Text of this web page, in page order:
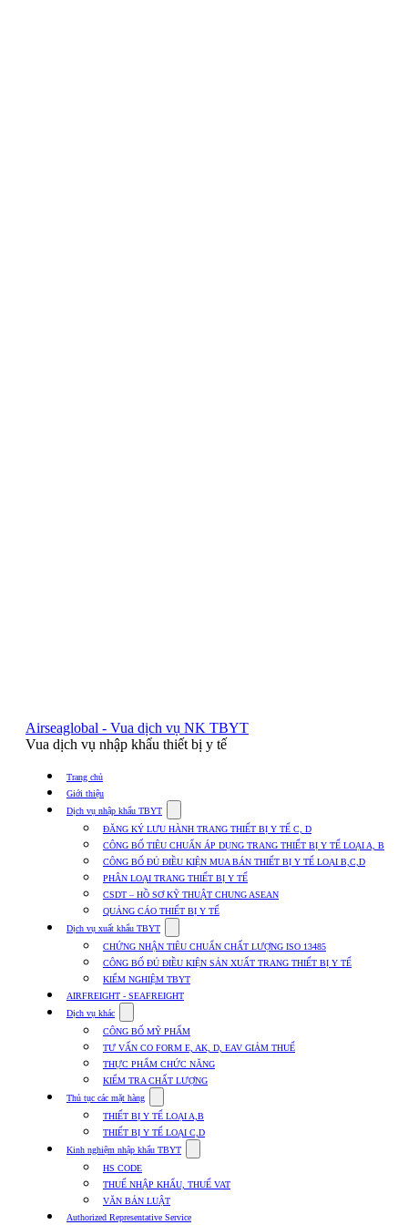
Airseaglobal - Vua dịch vụ NK TBYT
Vua dịch vụ nhập khẩu thiết bị y tế
Trang chủ
Giới thiệu
Dịch vụ nhập khẩu TBYT
submenu
for
Dịch
vụ
nhập
khẩu
TBYT
ĐĂNG KÝ LƯU HÀNH TRANG THIẾT BỊ Y TẾ C, D
CÔNG BỐ TIÊU CHUẨN ÁP DỤNG TRANG THIẾT BỊ Y TẾ LOẠI A, B
CÔNG BỐ ĐỦ ĐIỀU KIỆN MUA BÁN THIẾT BỊ Y TẾ LOẠI B,C,D
PHÂN LOẠI TRANG THIẾT BỊ Y TẾ
CSDT – HỒ SƠ KỸ THUẬT CHUNG ASEAN
QUẢNG CÁO THIẾT BỊ Y TẾ
Dịch vụ xuất khẩu TBYT
submenu
for
Dịch
vụ
xuất
TBYT
CHỨNG NHẬN TIÊU CHUẨN CHẤT LƯỢNG ISO 13485
CÔNG BỐ ĐỦ ĐIỀU KIỆN SẢN XUẤT TRANG THIẾT BỊ Y TẾ
KIỂM NGHIỆM TBYT
AIRFREIGHT - SEAFREIGHT
Dịch vụ khác
submenu
for
Dịch
vụ
khác
CÔNG BỐ MỸ PHẨM
TƯ VẤN CO FORM E, AK, D, EAV GIẢM THUẾ
THỰC PHẨM CHỨC NĂNG
KIỂM TRA CHẤT LƯỢNG
Thủ tục các mặt hàng
submenu
for
Thủ
tục
mặt
hàng
THIẾT BỊ Y TẾ LOẠI A,B
THIẾT BỊ Y TẾ LOẠI C,D
Kinh nghiệm nhập khẩu TBYT
submenu
Kinh
HS CODE
THUẾ NHẬP KHẨU, THUẾ VAT
VĂN BẢN LUẬT
Authorized Representative Service